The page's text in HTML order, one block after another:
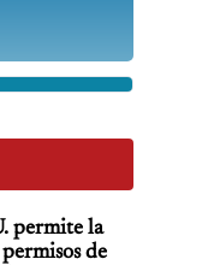
permite la
de